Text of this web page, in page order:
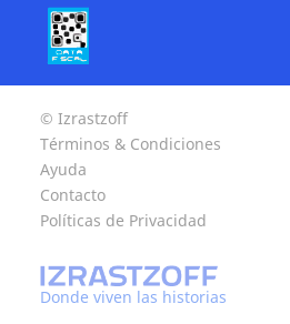
© Izrastzoff
Términos & Condiciones
Ayuda
Contacto
Políticas de Privacidad
Donde viven las historias